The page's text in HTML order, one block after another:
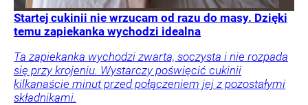
Startej cukinii nie wrzucam od razu do masy. Dzięki
temu zapiekanka wychodzi idealna
Ta zapiekanka wychodzi zwarta, soczysta i nie rozpada
się przy krojeniu. Wystarczy poświęcić cukinii
kilkanaście minut przed połączeniem jej z pozostałymi
składnikami.